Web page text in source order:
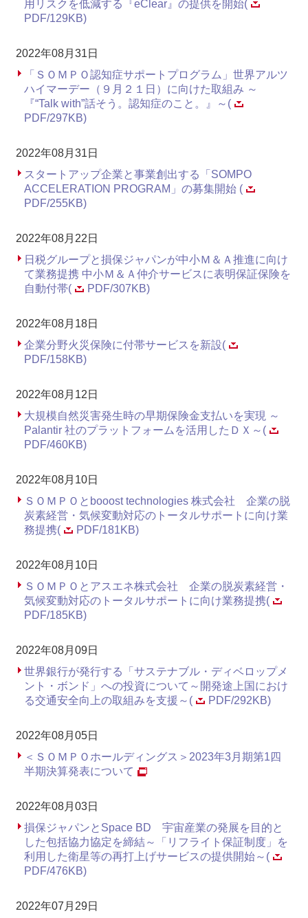
用リスクを低減する『eClear』の提供を開始(
PDF/129KB)
2022年08月31日
「ＳＯＭＰＯ認知症サポートプログラム」世界アルツ
ハイマーデー（９月２１日）に向けた取組み ～
『“Talk with”話そう。認知症のこと。』～(
PDF/297KB)
2022年08月31日
スタートアップ企業と事業創出する「SOMPO
ACCELERATION PROGRAM」の募集開始 (
PDF/255KB)
2022年08月22日
日税グループと損保ジャパンが中小Ｍ＆Ａ推進に向け
て業務提携 中小Ｍ＆Ａ仲介サービスに表明保証保険を
自動付帯(
PDF/307KB)
2022年08月18日
企業分野火災保険に付帯サービスを新設(
PDF/158KB)
2022年08月12日
大規模自然災害発生時の早期保険金支払いを実現 ～
Palantir 社のプラットフォームを活用したＤＸ～(
PDF/460KB)
2022年08月10日
ＳＯＭＰＯとbooost technologies 株式会社 企業の脱
炭素経営・気候変動対応のトータルサポートに向け業
務提携(
PDF/181KB)
2022年08月10日
ＳＯＭＰＯとアスエネ株式会社 企業の脱炭素経営・
気候変動対応のトータルサポートに向け業務提携(
PDF/185KB)
2022年08月09日
世界銀行が発行する「サステナブル・ディベロップメ
ント・ボンド」への投資について～開発途上国におけ
る交通安全向上の取組みを支援～(
PDF/292KB)
2022年08月05日
＜ＳＯＭＰＯホールディングス＞2023年3月期第1四
半期決算発表について
2022年08月03日
損保ジャパンとSpace BD 宇宙産業の発展を目的と
した包括協力協定を締結～「リフライト保証制度」を
利用した衛星等の再打上げサービスの提供開始～(
PDF/476KB)
2022年07月29日